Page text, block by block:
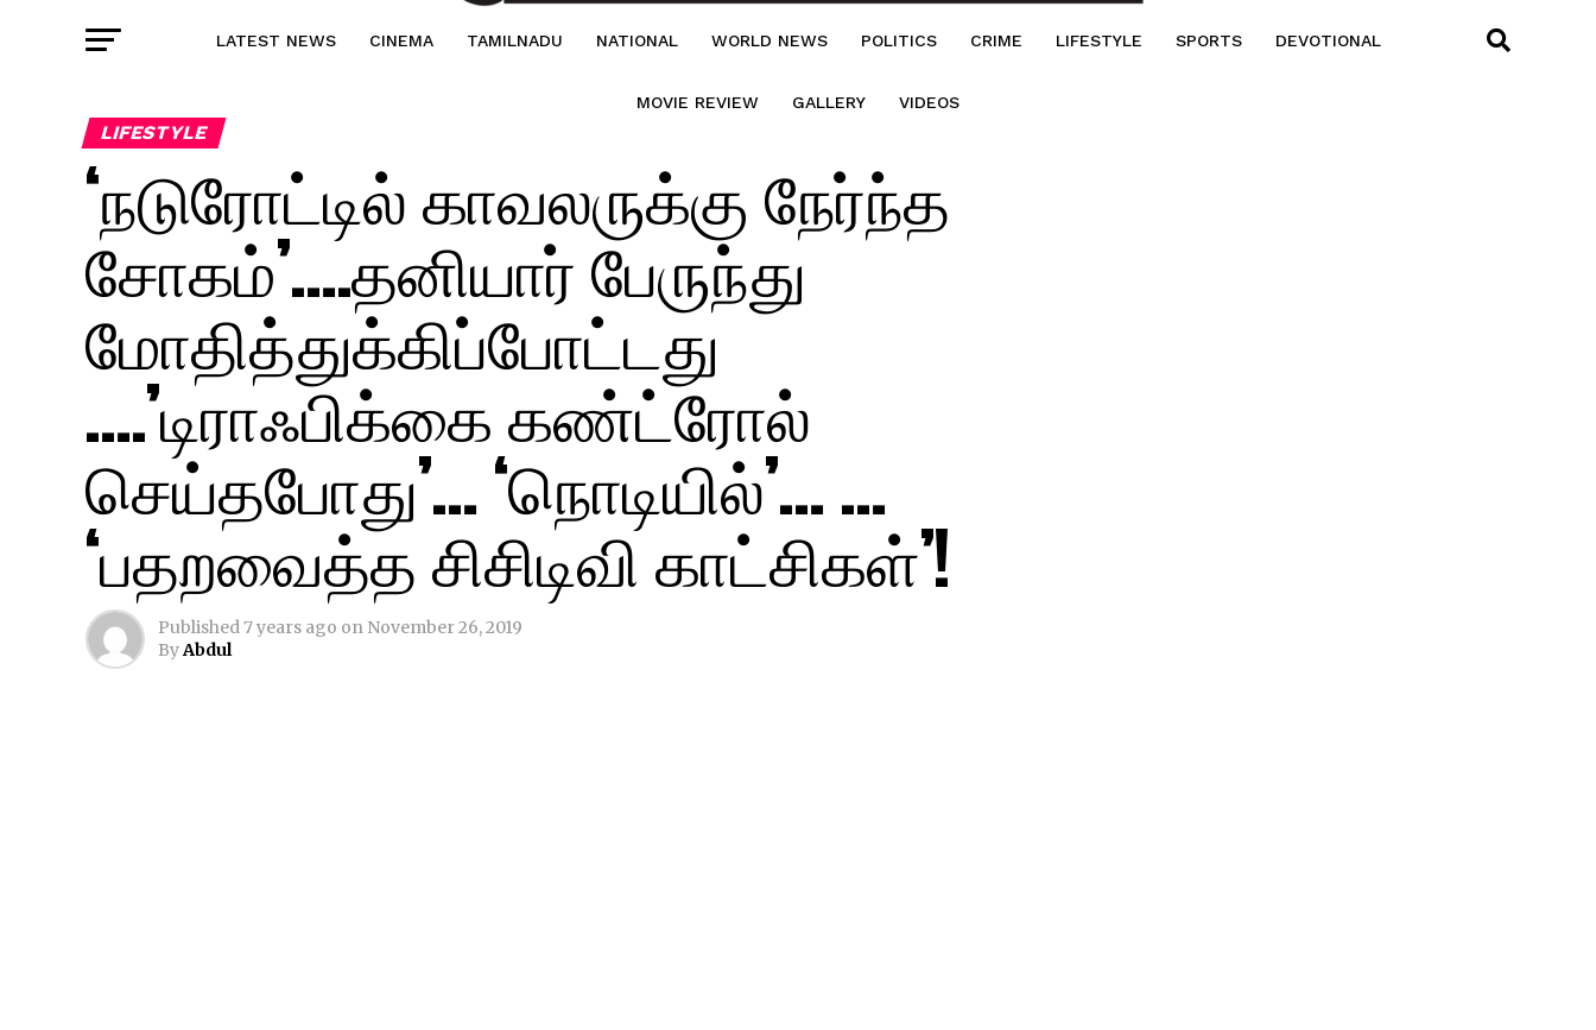
LATEST NEWS CINEMA TAMILNADU NATIONAL WORLD NEWS POLITICS CRIME LIFESTYLE SPORTS DEVOTIONAL
MOVIE REVIEW GALLERY VIDEOS
LIFESTYLE
‘நடுரோட்டில் காவலருக்கு நேர்ந்த
சோகம்’….தனியார் பேருந்து
மோதித்துக்கிப்போட்டது
….’டிராஃபிக்கை கண்ட்ரோல்
செய்தபோது’… ‘நொடியில்’… …
‘பதறவைத்த சிசிடிவி காட்சிகள்’!
Published7 years ago on November 26, 2019
ByAbdul